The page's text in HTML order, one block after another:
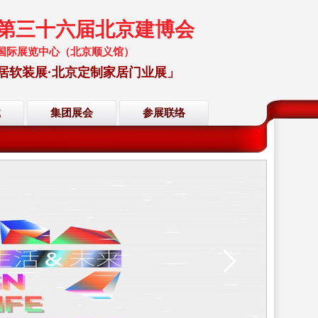
三十六届北京建博会
展览中心（北京顺义馆）
装展·北京定制家居门业展」
集团展会 参展联络